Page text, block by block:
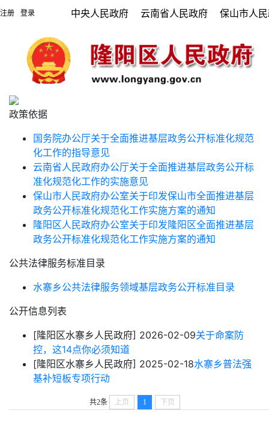
注册 登录 中央人民政府 云南省人民政府 保山市人
政策依据
国务院办公厅关于全面推进基层政务公开标准化规范
化工作的指导意见
云南省人民政府办公厅关于全面推进基层政务公开标
准化规范化工作的实施意见
保山市人民政府办公室关于印发保山市全面推进基层
政务公开标准化规范化工作实施方案的通知
隆阳区人民政府办公室关于印发隆阳区全面推进基层
政务公开标准化规范化工作实施方案的通知
公共法律服务标准目录
水寨乡公共法律服务领域基层政务公开标准目录
公开信息列表
[隆阳区水寨乡人民政府] 2026-02-09关于命案防
控，这14点你必须知道
[隆阳区水寨乡人民政府] 2025-02-18水寨乡普法强
基补短板专项行动
共2条 上页 1 下页